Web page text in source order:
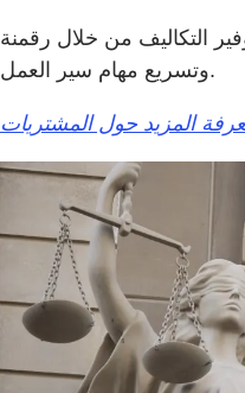
التكاليف من خلال رقمنة
وتسريع مهام سير العمل.
المزيد حول المشتريات